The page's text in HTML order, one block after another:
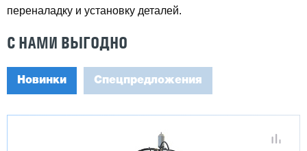
переналадку и установку деталей.
С НАМИ ВЫГОДНО
Новинки Спецпредложения